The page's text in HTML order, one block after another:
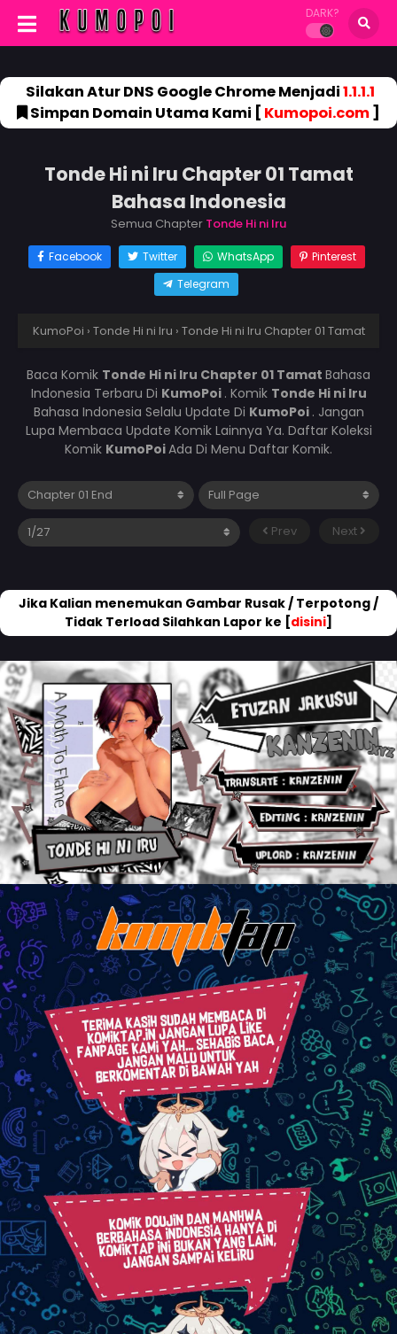
DARK?
Silakan Atur DNS Google Chrome Menjadi1.1.1.1
Simpan Domain Utama Kami [ Kumopoi.com]
Tonde Hi ni Iru Chapter 01 Tamat
Bahasa Indonesia
Semua Chapter Tonde Hi ni Iru
Facebook Twitter WhatsApp
Pinterest
Telegram
KumoPoi › Tonde Hi ni Iru › Tonde Hi ni Iru Chapter 01 Tamat
Baca Komik Tonde Hi ni Iru Chapter 01 Tamat Bahasa
Indonesia Terbaru Di KumoPoi . Komik Tonde Hi ni Iru
Bahasa Indonesia Selalu Update Di KumoPoi . Jangan
Lupa Membaca Update Komik Lainnya Ya. Daftar Koleksi
Komik KumoPoiAda Di Menu Daftar Komik.
Prev Next
Jika Kalian menemukan Gambar Rusak / Terpotong /
Tidak Terload Silahkan Lapor ke [disini]